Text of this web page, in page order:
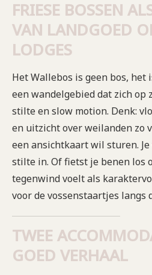
FRIESE BOSSEN
VAN LANDGOED
LODGES
Het Wallebos is geen bos, het
een wandelgebied dat zich op
stilte en slow motion. Denk:
en uitzicht over weilanden zo
een ansichtkaart wil sturen.
stilte in. Of fietst je benen los
tegenwind voelt als
voor de vossenstaartjes langs
TWEE
GOED VERHAAL